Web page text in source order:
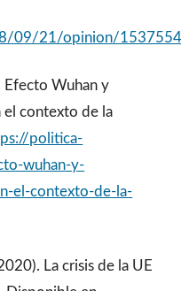
09/21/opinion/
Efecto Wuhan y
el contexto de la
politica-
wuhan-y-
el-contexto-de-la-
La crisis de la UE